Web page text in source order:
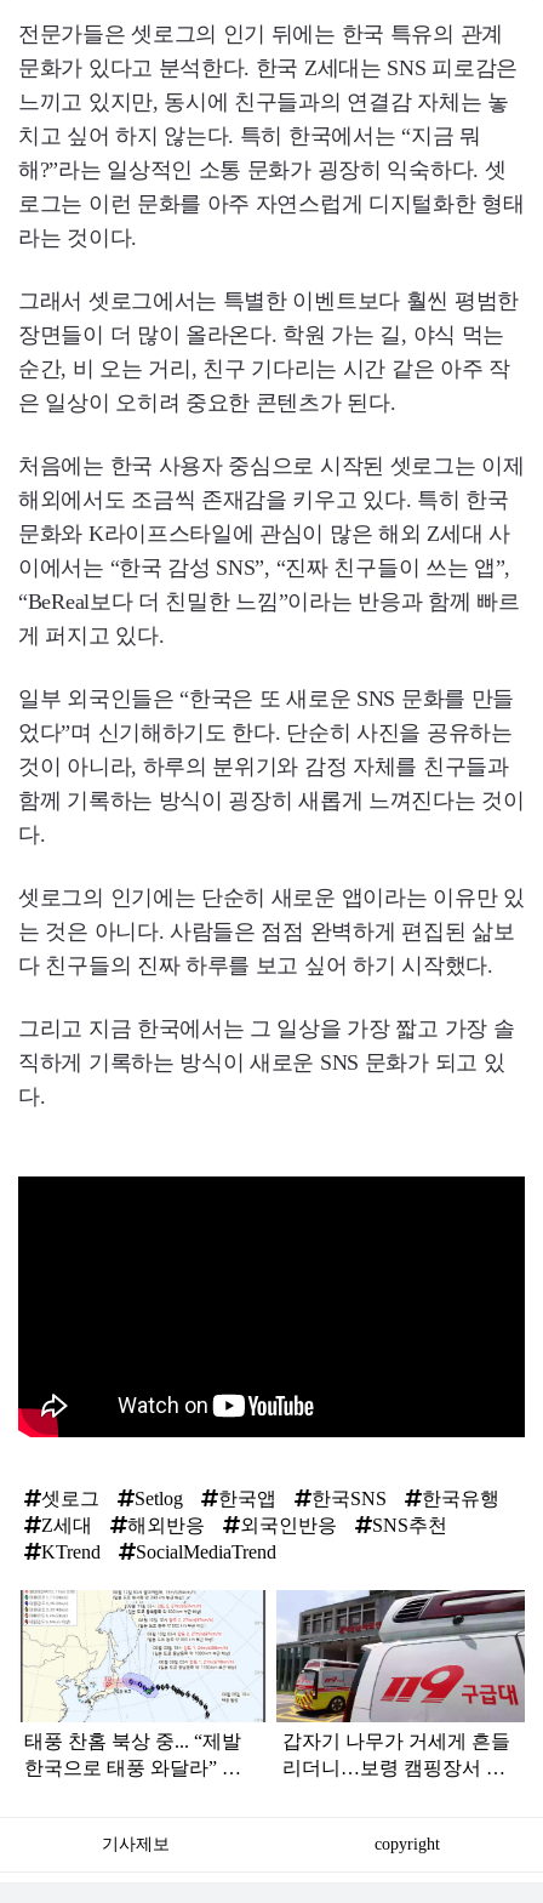
전문가들은 셋로그의 인기 뒤에는 한국 특유의 관계
문화가 있다고 분석한다. 한국 Z세대는 SNS 피로감은
느끼고 있지만, 동시에 친구들과의 연결감 자체는 놓
치고 싶어 하지 않는다. 특히 한국에서는 “지금 뭐
해?”라는 일상적인 소통 문화가 굉장히 익숙하다. 셋
로그는 이런 문화를 아주 자연스럽게 디지털화한 형태
라는 것이다.
그래서 셋로그에서는 특별한 이벤트보다 훨씬 평범한
장면들이 더 많이 올라온다. 학원 가는 길, 야식 먹는
순간, 비 오는 거리, 친구 기다리는 시간 같은 아주 작
은 일상이 오히려 중요한 콘텐츠가 된다.
처음에는 한국 사용자 중심으로 시작된 셋로그는 이제
해외에서도 조금씩 존재감을 키우고 있다. 특히 한국
문화와 K라이프스타일에 관심이 많은 해외 Z세대 사
이에서는 “한국 감성 SNS”, “진짜 친구들이 쓰는 앱”,
“BeReal보다 더 친밀한 느낌”이라는 반응과 함께 빠르
게 퍼지고 있다.
일부 외국인들은 “한국은 또 새로운 SNS 문화를 만들
었다”며 신기해하기도 한다. 단순히 사진을 공유하는
것이 아니라, 하루의 분위기와 감정 자체를 친구들과
함께 기록하는 방식이 굉장히 새롭게 느껴진다는 것이
다.
셋로그의 인기에는 단순히 새로운 앱이라는 이유만 있
는 것은 아니다. 사람들은 점점 완벽하게 편집된 삶보
다 친구들의 진짜 하루를 보고 싶어 하기 시작했다.
그리고 지금 한국에서는 그 일상을 가장 짧고 가장 솔
직하게 기록하는 방식이 새로운 SNS 문화가 되고 있
다.
셋로그 Setlog 한국앱 한국SNS
한국유행
Z세대
해외반응 외국인반응
SNS추천
KTrend
SocialMediaTrend
탑
라
인
태풍 찬홈 북상 중... “제발
한국으로 태풍 와달라” 말
갑자기 나무가 거세게 흔들
리더니…보령 캠핑장서 일
기사제보 copyright